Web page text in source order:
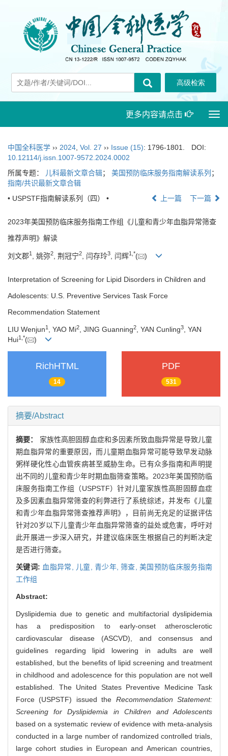
更多内容请点击
中国全科医学 ›› 2024, Vol. 27 ›› Issue (15): 1796-1801.
DOI:
10.12114/j.issn.1007-9572.2024.0002
所属专题：
儿科最新文章合辑； 美国预防临床服务指南解读系列 ；
指南/共识最新文章合辑
• USPSTF指南解读系列（四） •
上一篇 下一篇
2023年美国预防临床服务指南工作组《儿童和青少年血脂异常筛查
推荐声明》解读
刘文郡1 , 姚弥2 , 荆冠宁2 , 闫存玲3 , 闫辉1,*( )
Interpretation of Screening for Lipid Disorders in Children and
Adolescents: U.S. Preventive Services Task Force
Recommendation Statement
LIU Wenjun1 , YAO Mi2 , JING Guanning2 , YAN Cunling3
, YAN
Hui1 *( )
RichHTML
14
PDF
531
摘要/Abstract
摘要： 家族性高胆固醇血症和多因素所致血脂异常是导致儿童
期血脂异常的重要原因，而儿童期血脂异常可能导致早发动脉
粥样硬化性心血管疾病甚至威胁生命。已有众多指南和声明提
出不同的儿童和青少年时期血脂筛查策略。2023年美国预防临
床服务指南工作组（USPSTF）针对儿童家族性高胆固醇血症
及多因素血脂异常筛查的利弊进行了系统综述，并发布《儿童
和青少年血脂异常筛查推荐声明》，目前尚无充足的证据评估
针对20岁以下儿童青少年血脂异常筛查的益处或危害，呼吁对
此开展进一步深入研究，并建议临床医生根据自己的判断决定
是否进行筛查。
关键词: 血脂异常, 儿童, 青少年,筛查,美国预防临床服务指南
工作组
Abstract:
Dyslipidemia due to genetic and multifactorial dyslipidemia
has a predisposition to early-onset atherosclerotic
cardiovascular disease (ASCVD), and consensus and
guidelines regarding lipid lowering in adults are well
established, but the benefits of lipid screening and treatment
in childhood and adolescence for this population are not well
established. The United States Preventive Medicine Task
Force (USPSTF) issued the Recommendation Statement:
Screening for Dyslipidemia in Children and Adolescents
based on a systematic review of evidence with meta-analysis
conducted in a large number of randomized controlled trials,
large cohort studies in European and American countries,